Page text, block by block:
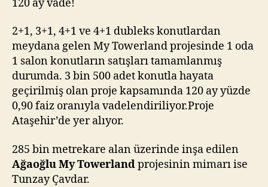
2+1, 3+1, 4+1 ve 4+1 dubleks konutlardan
meydana gelen My Towerland projesinde 1 oda
1 salon konutların satışları tamamlanmış
durumda. 3 bin 500 adet konutla hayata
geçirilmiş olan proje kapsamında 120 ay yüzde
0,90 faiz oranıyla vadelendiriliyor.Proje
Ataşehir’de yer alıyor.
285 bin metrekare alan üzerinde inşa edilen
Ağaoğlu My Towerlandprojesinin mimarı ise
Tunzay Çavdar.